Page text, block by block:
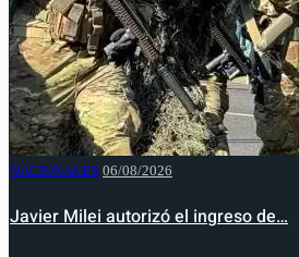
NACIONALES 06/08/2026
Javier Milei autorizó el ingreso de…